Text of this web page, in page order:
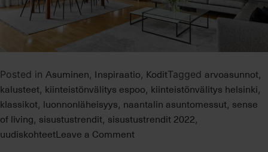
Posted in Asuminen, Inspiraatio, KoditTagged arvoasunnot,
kalusteet, kiinteistönvälitys espoo, kiinteistönvälitys helsinki,
klassikot, luonnonläheisyys, naantalin asuntomessut, sense
of living, sisustustrendit, sisustustrendit 2022,
uudiskohteetLeave a Commenton